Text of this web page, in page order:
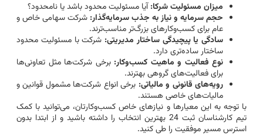
میزان مسئولیت شرکا:آیا مسئولیت محدود باشد یا نامحدود؟
حجم سرمایه و نیاز به جذب سرمایه‌گذار: شرکت سهامی خاص و
عام برای کسب‌وکارهای بزرگ‌تر مناسب‌ترند.
سادگی یا پیچیدگی ساختار مدیریتی: شرکت با مسئولیت محدود
ساختار ساده‌تری دارد.
نوع فعالیت و ماهیت کسب‌وکار: برخی شرکت‌ها مثل تعاونی‌ها
برای فعالیت‌های گروهی بهترند.
رویه‌های قانونی و مالیاتی: برخی انواع شرکت‌ها مشمول قوانین و
مالیات‌های خاصی هستند.
با توجه به این معیارها و نیازهای خاص کسب‌وکارتان، می‌توانید با کمک
تیم کارشناسان ثبت 24 بهترین انتخاب را داشته باشید و از ابتدا بدون
استرس مسیر موفقیت را طی کنید.